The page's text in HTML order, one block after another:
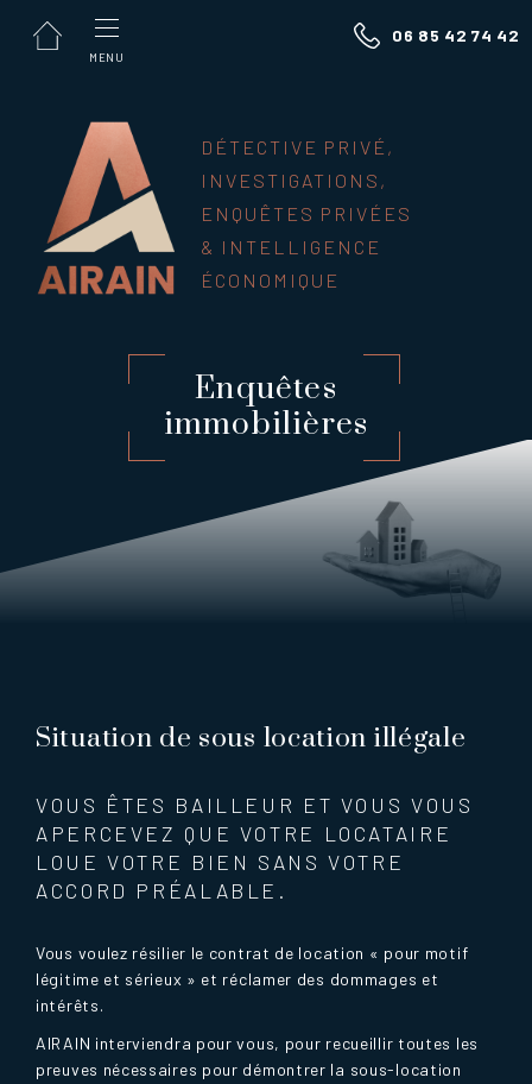
MENU
06 85 42 74 42
DÉTECTIVE PRIVÉ,
INVESTIGATIONS,
ENQUÊTES PRIVÉES
& INTELLIGENCE
ÉCONOMIQUE
Enquêtes
immobilières
Situation de sous location illégale
VOUS ÊTES BAILLEUR ET VOUS VOUS
APERCEVEZ QUE VOTRE LOCATAIRE
LOUE VOTRE BIEN SANS VOTRE
ACCORD PRÉALABLE.
Vous voulez résilier le contrat de location « pour motif
légitime et sérieux » et réclamer des dommages et
intérêts.
AIRAIN interviendra pour vous, pour recueillir toutes les
preuves nécessaires pour démontrer la sous-location